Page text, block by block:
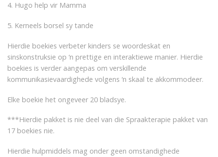
4. Hugo help vir Mamma
5. Kerneels borsel sy tande
Hierdie boekies verbeter kinders se woordeskat en
sinskonstruksie op ‘n prettige en interaktiewe manier. Hierdie
boekies is verder aangepas om verskillende
kommunikasievaardighede volgens ‘n skaal te akkommodeer.
Elke boekie het ongeveer 20 bladsye.
***Hierdie pakket is nie deel van die Spraakterapie pakket van
17 boekies nie.
Hierdie hulpmiddels mag onder geen omstandighede